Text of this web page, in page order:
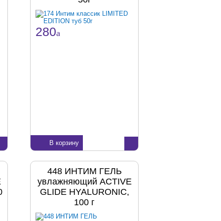
280a
В корзину
448 ИНТИМ ГЕЛЬ
увлажняющий ACTIVE
GLIDE HYALURONIC,
100 г